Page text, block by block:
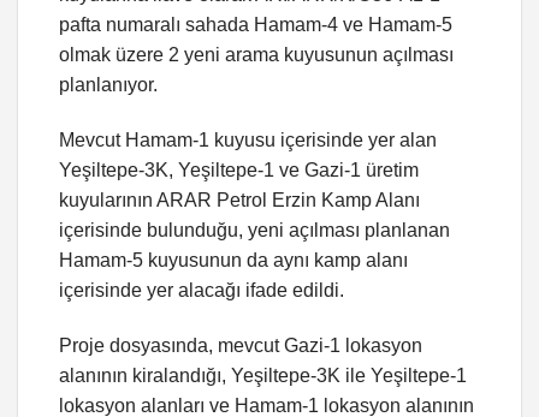
pafta numaralı sahada Hamam-4 ve Hamam-5
olmak üzere 2 yeni arama kuyusunun açılması
planlanıyor.
Mevcut Hamam-1 kuyusu içerisinde yer alan
Yeşiltepe-3K, Yeşiltepe-1 ve Gazi-1 üretim
kuyularının ARAR Petrol Erzin Kamp Alanı
içerisinde bulunduğu, yeni açılması planlanan
Hamam-5 kuyusunun da aynı kamp alanı
içerisinde yer alacağı ifade edildi.
Proje dosyasında, mevcut Gazi-1 lokasyon
alanının kiralandığı, Yeşiltepe-3K ile Yeşiltepe-1
lokasyon alanları ve Hamam-1 lokasyon alanının